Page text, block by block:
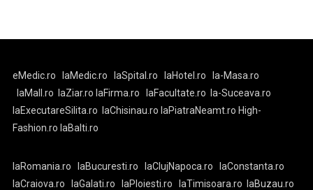
eMedic.ro laMedic.ro laSpital.ro laHotel.ro
la-Masa.ro
laMall.ro
laZiar.ro laFirma.ro laFacultate.ro
la-Suceava.ro
laExecutareSilita.ro
laChisinau.ro laPiatraNeamt.ro High-
Fashion.ro laBalti.ro
laRomania.ro laBucuresti.ro laClujNapoca.ro
laConstanta.ro
laCraiova.ro
laGalati.ro laPloiesti.ro laTimisoara.ro
laBuzau.ro